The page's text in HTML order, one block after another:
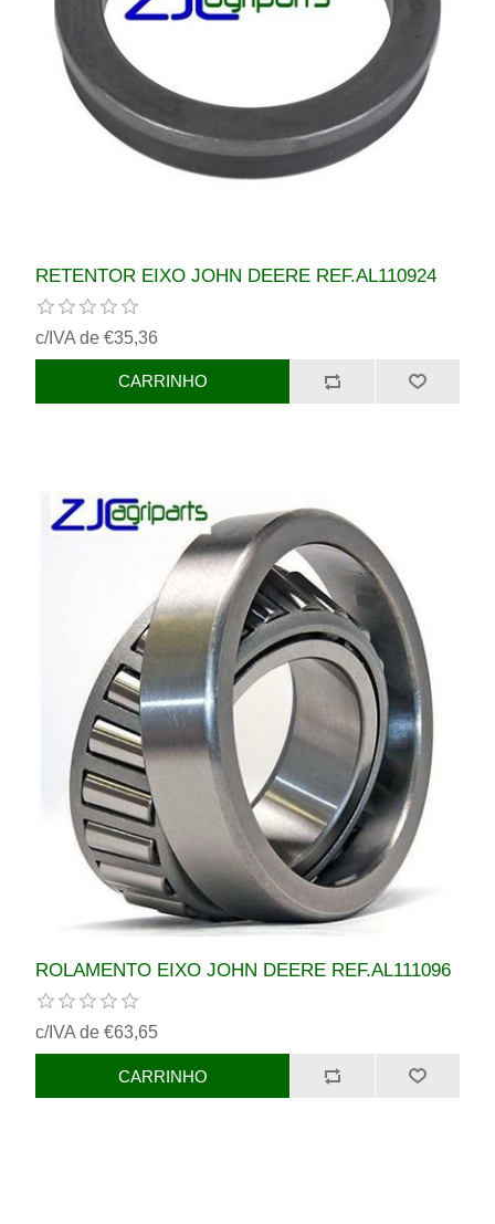
RETENTOR EIXO JOHN DEERE REF.AL110924
c/IVA de €35,36
ROLAMENTO EIXO JOHN DEERE REF.AL111096
c/IVA de €63,65